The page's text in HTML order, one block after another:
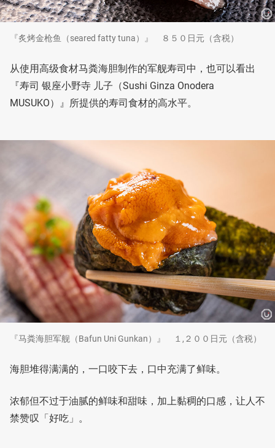
『炙烤金枪鱼（seared fatty tuna）』 ８５０日元（含税）
从使用高级食材马粪海胆制作的军舰寿司中，也可以看出
『寿司 银座小野寺 儿子（Sushi Ginza Onodera
MUSUKO）』所提供的寿司食材的高水平。
『马粪海胆军舰（Bafun Uni Gunkan）』 １,２００日元（含税）
海胆堆得满满的，一口咬下去，口中充满了鲜味。
浓郁但不过于油腻的鲜味和甜味，加上黏稠的口感，让人不
禁赞叹「好吃」。